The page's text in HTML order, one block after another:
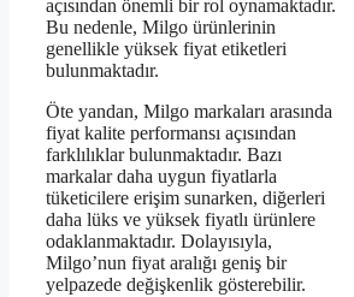
açısından önemli bir rol oynamaktadır.
Bu nedenle, Milgo ürünlerinin
genellikle yüksek fiyat etiketleri
bulunmaktadır.
Öte yandan, Milgo markaları arasında
fiyat kalite performansı açısından
farklılıklar bulunmaktadır. Bazı
markalar daha uygun fiyatlarla
tüketicilere erişim sunarken, diğerleri
daha lüks ve yüksek fiyatlı ürünlere
odaklanmaktadır. Dolayısıyla,
Milgo’nun fiyat aralığı geniş bir
yelpazede değişkenlik gösterebilir.